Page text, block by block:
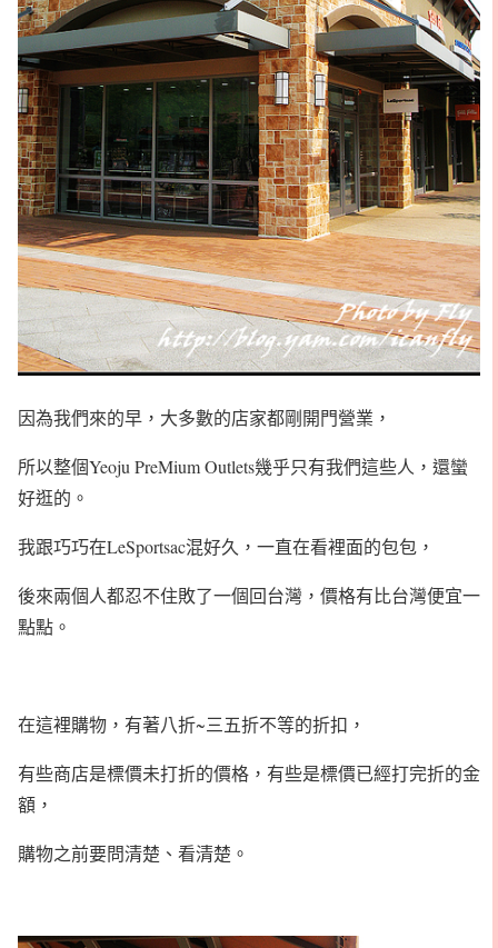
因為我們來的早，大多數的店家都剛開門營業，
所以整個Yeoju PreMium Outlets幾乎只有我們這些人，還蠻
好逛的。
我跟巧巧在LeSportsac混好久，一直在看裡面的包包，
後來兩個人都忍不住敗了一個回台灣，價格有比台灣便宜一
點點。
在這裡購物，有著八折~三五折不等的折扣，
有些商店是標價未打折的價格，有些是標價已經打完折的金
額，
購物之前要問清楚、看清楚。